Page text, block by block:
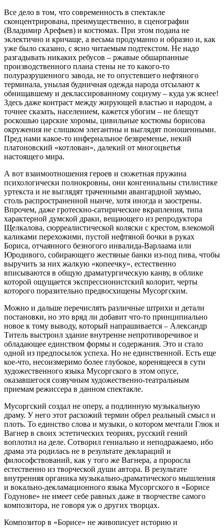
Все дело в том, что современность в спектакле
сконцентрирована, преимущественно, в сценографии
(Владимир Арефьев) и костюмах. При этом подана не
эклектично и кричаще, а весьма продуманно и образно и, как
уже было сказано, с ясно читаемым подтекстом. Не надо
разгадывать никаких ребусов – ржавые обшарпанные
производственного плана стены не то какого-то
полуразрушенного завода, не то опустевшего нефтяного
терминала, унылая будничная одежда народа отсылают к
обнищавшему и деклассированному социуму – куда уж яснее!
Здесь даже контраст между жирующей властью и народом, а
точнее сказать, населением, кажется убогим – не блещут
роскошью царские хоромы, цивильные костюмы борисова
окружения не слишком элегантны и выглядят поношенными.
Пред нами какое-то инфернальное безвременье, некий
платоновский «котлован», далекий от многоцветья
настоящего мира.
А вот взаимоотношения героев и сюжетная пружина
психологически полнокровны, они конгениальны стилистике
уртекста и не выглядят траченными авангардной заумью,
столь распространенной нынче, хотя иногда и заострены.
Впрочем, даже гротескно-сатирические вкрапления, типа
характерной думской драки, вещающего из репродуктора
Щелкалова, сюрреалистической коляски с крестом, влекомой
каликами перехожими, пустой нефтяной бочки в руках
Бориса, отчаянного безногого инвалида-Варлаама или
Юродивого, собирающего жестяные банки из-под пива, чтобы
выручить за них жалкую «копеечку», естественно
вписываются в общую драматургическую канву, в облике
которой ощущается экспрессионистский колорит, черты
которого поразительно предвосхищены Мусоргским.
Можно и дальше перечислять различные штрихи и детали
постановки, но это вряд ли добавит что-то принципиально
новое к тому выводу, который напрашивается – Александр
Титель выстроил здание внутренне непротиворечивое и
обладающее единством формы и содержания. Это и стало
одной из предпосылок успеха. Но не единственной. Есть еще
кое-что, несоизмеримо более глубокое, коренящееся в сути
художественного языка Мусоргского в этом опусе,
оказавшегося созвучным художественно-театральным
приемам режиссера в данном спектакле.
Мусоргский создал не оперу, а подлинную музыкальную
драму. У него этот расхожий термин обрел реальный смысл и
плоть. То единство слова и музыки, о котором мечтали Глюк и
Вагнер в своих эстетических теориях, русский гений
воплотил на деле. Сотворил гениально и неподражаемо, ибо
драма эта родилась не в результате деклараций и
философствований, как у того же Вагнера, а проросла
естественно из творческой души автора. В результате
внутренняя органика музыкально-драматического мышления
и вокально-декламационного языка Мусоргского в «Борисе
Годунове» не имеет себе равных даже в творчестве самого
композитора, не говоря уж о других творцах.
Композитор в «Борисе» не живописует историю и